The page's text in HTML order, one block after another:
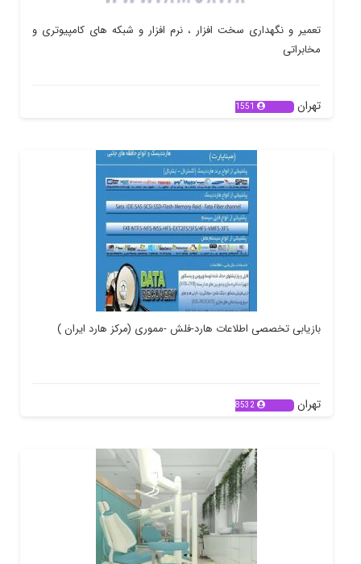
تعمیر و نگهداری سخت افزار ، نرم افزار و شبکه های کامپیوتری و
مخابراتی
تهران 1551
بازیابی تخصصی اطلاعات هارد-فلش -مموری (مرکز هارد ایران )
تهران 8532